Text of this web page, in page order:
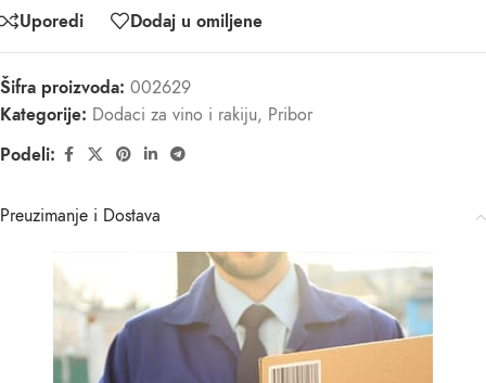
Uporedi Dodaj u omiljene
Šifra proizvoda: 002629
Kategorije: Dodaci za vino i rakiju, Pribor
Podeli:
Preuzimanje i Dostava